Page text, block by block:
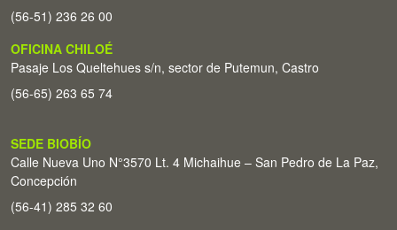
(56-51) 236 26 00
OFICINA CHILOÉ
Pasaje Los Queltehues s/n, sector de Putemun, Castro
(56-65) 263 65 74
SEDE BIOBÍO
Calle Nueva Uno N°3570 Lt. 4 Michaihue – San Pedro de La Paz,
Concepción
(56-41) 285 32 60